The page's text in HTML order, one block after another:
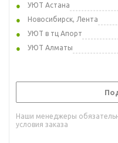
УЮТ Астана
Новосибирск, Лента
УЮТ в тц Апорт
УЮТ Алматы
Наши менеджеры
условия заказа